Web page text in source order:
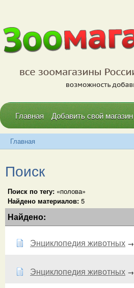
Главная Добавить свой магазин
Главная
Поиск
Поиск по тегу: «полова»
Найдено материалов: 5
Найдено:
Энциклопедия животных →
Энциклопедия животных →